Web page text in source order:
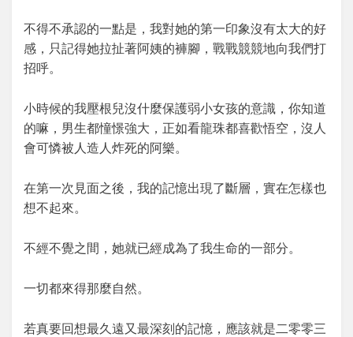
不得不承認的一點是，我對她的第一印象沒有太大的好
感，只記得她拉扯著阿姨的褲腳，戰戰競競地向我們打
招呼。
小時候的我壓根兒沒什麼保護弱小女孩的意識，你知道
的嘛，男生都憧憬強大，正如看龍珠都喜歡悟空，沒人
會可憐被人造人炸死的阿樂。
在第一次見面之後，我的記憶出現了斷層，實在怎樣也
想不起來。
不經不覺之間，她就已經成為了我生命的一部分。
一切都來得那麼自然。
若真要回想最久遠又最深刻的記憶，應該就是二零零三